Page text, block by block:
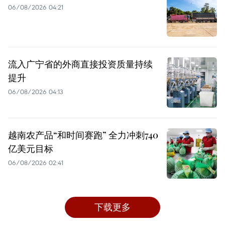
06/08/2026 04:21
流入广宁省的外商直接投资质量持续
提升
06/08/2026 04:13
越南农产品“和时间赛跑” 全力冲刺740
亿美元目标
06/08/2026 02:41
下载更多